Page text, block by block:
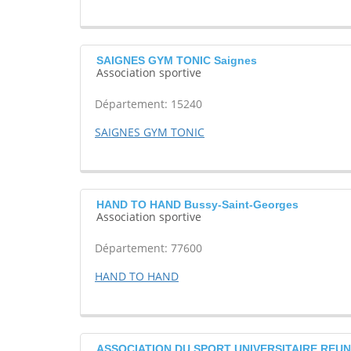
SAIGNES GYM TONIC Saignes
Association sportive
Département: 15240
SAIGNES GYM TONIC
HAND TO HAND Bussy-Saint-Georges
Association sportive
Département: 77600
HAND TO HAND